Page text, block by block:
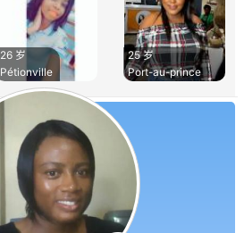
26 岁
Pétionville
25 岁
Port-au-prince